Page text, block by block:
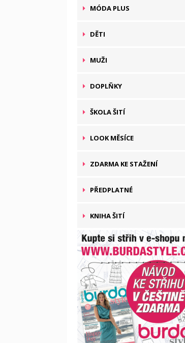
MÓDA PLUS
DĚTI
MUŽI
DOPLŇKY
ŠKOLA ŠITÍ
LOOK MĚSÍCE
ZDARMA KE STAŽENÍ
PŘEDPLATNÉ
KNIHA ŠITÍ